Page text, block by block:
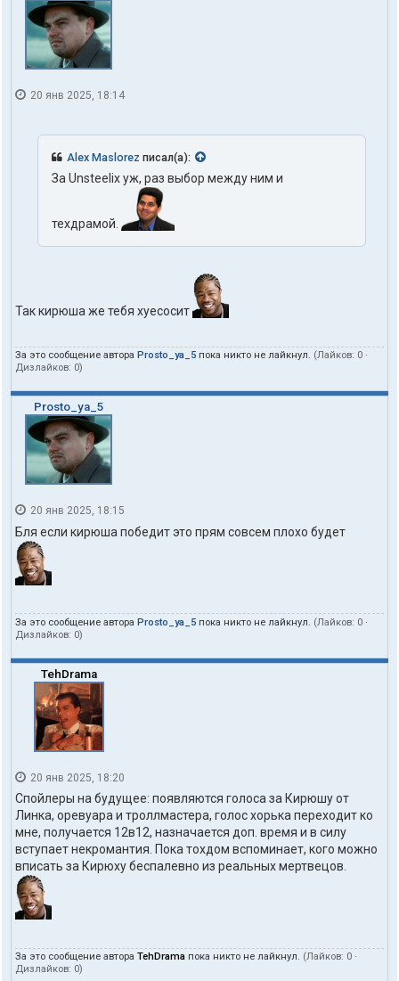
20 янв 2025, 18:14
Alex Maslorez писал(а):
За Unsteelix уж, раз выбор между ним и
техдрамой.
Так кирюша же тебя хуесосит
За это сообщение автора Prosto_ya_5 пока никто не лайкнул. (Лайков: 0 ·
Дизлайков: 0)
Prosto_ya_5
20 янв 2025, 18:15
Бля если кирюша победит это прям совсем плохо будет
За это сообщение автора Prosto_ya_5 пока никто не лайкнул. (Лайков: 0 ·
Дизлайков: 0)
TehDrama
20 янв 2025, 18:20
Спойлеры на будущее: появляются голоса за Кирюшу от
Линка, оревуара и троллмастера, голос хорька переходит ко
мне, получается 12в12, назначается доп. время и в силу
вступает некромантия. Пока тохдом вспоминает, кого можно
вписать за Кирюху беспалевно из реальных мертвецов.
За это сообщение автора TehDrama пока никто не лайкнул. (Лайков: 0 ·
Дизлайков: 0)